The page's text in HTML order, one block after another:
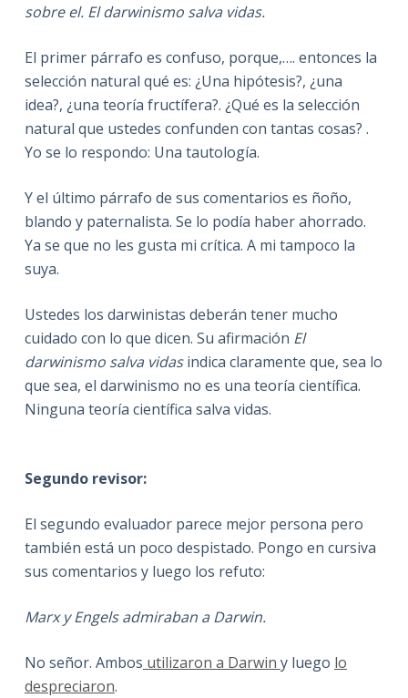
sobre el. El darwinismo salva vidas.
El primer párrafo es confuso, porque,…. entonces la
selección natural qué es: ¿Una hipótesis?, ¿una
idea?, ¿una teoría fructífera?. ¿Qué es la selección
natural que ustedes confunden con tantas cosas? .
Yo se lo respondo: Una tautología.
Y el último párrafo de sus comentarios es ñoño,
blando y paternalista. Se lo podía haber ahorrado.
Ya se que no les gusta mi crítica. A mi tampoco la
suya.
Ustedes los darwinistas deberán tener mucho
cuidado con lo que dicen. Su afirmación El
darwinismo salva vidasindica claramente que, sea lo
que sea, el darwinismo no es una teoría científica.
Ninguna teoría científica salva vidas.
Segundo revisor:
El segundo evaluador parece mejor persona pero
también está un poco despistado. Pongo en cursiva
sus comentarios y luego los refuto:
Marx y Engels admiraban a Darwin.
No señor. Ambos utilizaron a Darwin y luego lo
despreciaron.